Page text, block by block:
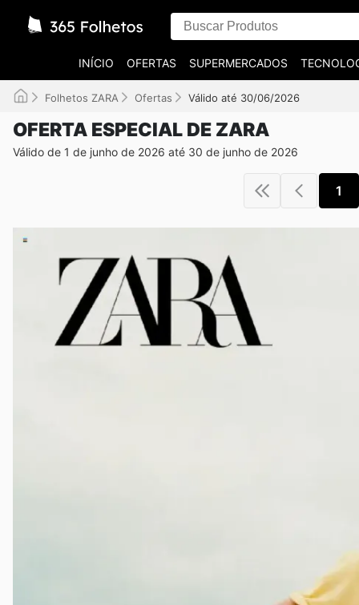
INÍCIO OFERTAS SUPERMERCADOS
Folhetos ZARA Ofertas Válido até 30/06/2026
OFERTA ESPECIAL DE ZARA
Válido de 1 de junho de 2026 até 30 de junho de 2026
1